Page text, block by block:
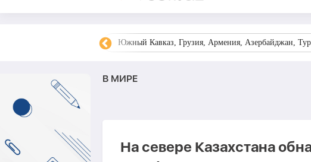
Южный Кавказ, Грузия, Армения, Азербайджан,
В МИРЕ
На севере Казахстана